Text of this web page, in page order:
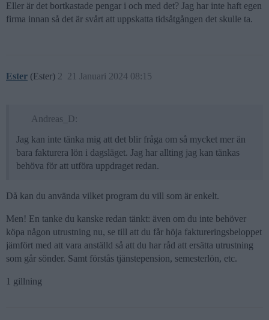
Eller är det bortkastade pengar i och med det? Jag har inte haft egen
firma innan så det är svårt att uppskatta tidsåtgången det skulle ta.
Ester (Ester) 21 Januari 2024 08:15
2
Andreas_D:
Jag kan inte tänka mig att det blir fråga om så mycket mer än
bara fakturera lön i dagsläget. Jag har allting jag kan tänkas
behöva för att utföra uppdraget redan.
Då kan du använda vilket program du vill som är enkelt.
Men! En tanke du kanske redan tänkt: även om du inte behöver
köpa någon utrustning nu, se till att du får höja faktureringsbeloppet
jämfört med att vara anställd så att du har råd att ersätta utrustning
som går sönder. Samt förstås tjänstepension, semesterlön, etc.
1 gillning